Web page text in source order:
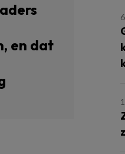
en dat